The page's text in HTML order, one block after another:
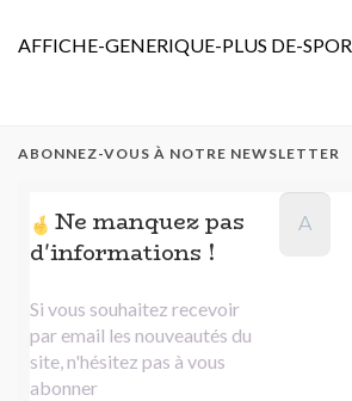
AFFICHE-GENERIQUE-PLUS DE-
ABONNEZ-VOUS À NOTRE NEWSLETTER
Ne manquez pas
d'informations !
Si vous souhaitez recevoir
par email les nouveautés du
site, n'hésitez pas à vous
abonner